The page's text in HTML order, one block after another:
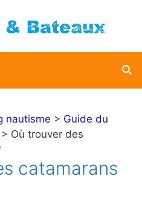
nautisme > Guide du
> Où trouver des
catamarans